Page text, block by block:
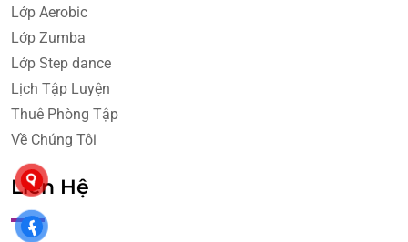
Lớp Aerobic
Lớp Zumba
Lớp Step dance
Lịch Tập Luyện
Thuê Phòng Tập
Về Chúng Tôi
Liên Hệ